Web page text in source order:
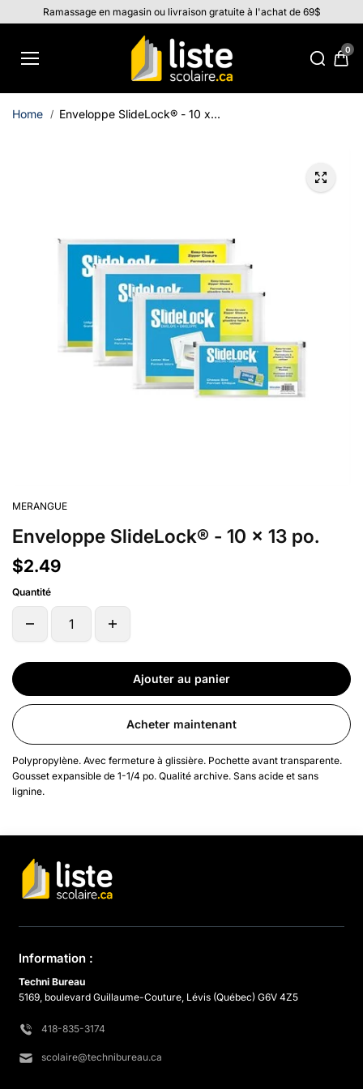
Aller au
contenu
Ramassage en magasin ou livraison gratuite à l'achat de 69$
0
Home Enveloppe SlideLock® - 10 x...
MERANGUE
Enveloppe SlideLock® - 10 x 13 po.
$2.49
Quantité
Ajouter au panier
Acheter maintenant
Polypropylène. Avec fermeture à glissière. Pochette avant transparente.
Gousset expansible de 1-1/4 po. Qualité archive. Sans acide et sans
lignine.
Information :
Techni Bureau
5169, boulevard Guillaume-Couture, Lévis (Québec) G6V 4Z5
418-835-3174
scolaire@technibureau.ca